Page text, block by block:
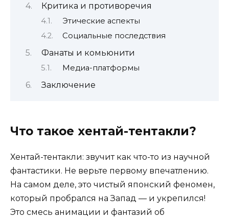
Критика и противоречия
Этические аспекты
Социальные последствия
Фанаты и комьюнити
Медиа-платформы
Заключение
Что такое хентай-тентакли?
Хентай-тентакли: звучит как что-то из научной
фантастики. Не верьте первому впечатлению.
На самом деле, это чистый японский феномен,
который пробрался на Запад — и укрепился!
Это смесь анимации и фантазий об